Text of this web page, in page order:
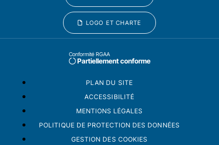
LOGO ET CHARTE
Conformité RGAA
Partiellement conforme
PLAN DU SITE
ACCESSIBILITÉ
MENTIONS LÉGALES
POLITIQUE DE PROTECTION DES DONNÉES
GESTION DES COOKIES